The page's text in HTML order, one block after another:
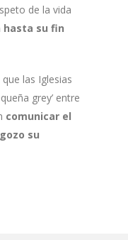
de la vida
hasta su fin
las Iglesias
grey’ entre
comunicar el
su